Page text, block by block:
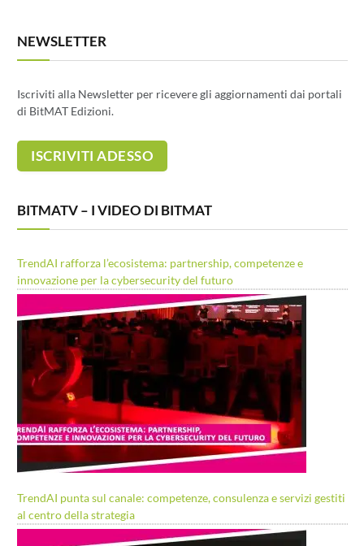
NEWSLETTER
Iscriviti alla Newsletter per ricevere gli aggiornamenti dai portali
di BitMAT Edizioni.
BITMATV – I VIDEO DI BITMAT
TrendAI rafforza l’ecosistema: partnership, competenze e
innovazione per la cybersecurity del futuro
TrendAI punta sul canale: competenze, consulenza e servizi gestiti
al centro della strategia